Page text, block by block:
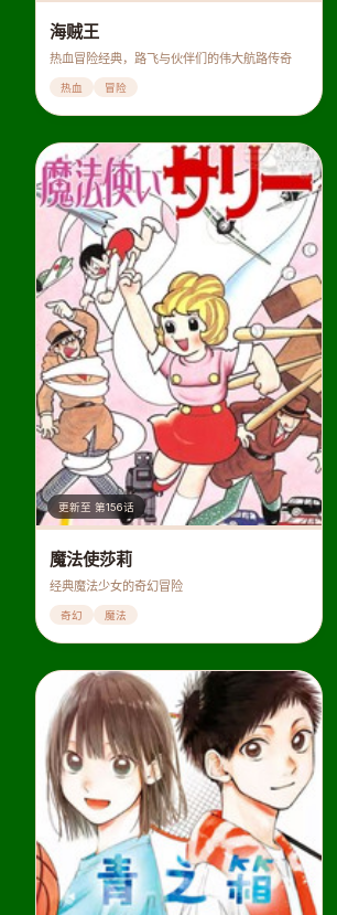
海贼王
热血冒险经典，路飞与伙伴们的伟大航路传奇
热血 冒险
更新至 第156话
魔法使莎莉
经典魔法少女的奇幻冒险
奇幻 魔法